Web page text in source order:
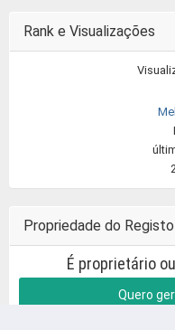
Rank e Visualizações
Propriedade do Registo
É proprietário
Quero